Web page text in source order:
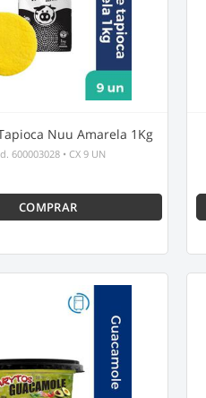
Nuu Amarela 1Kg
600003028 • CX 9 UN
COMPRAR